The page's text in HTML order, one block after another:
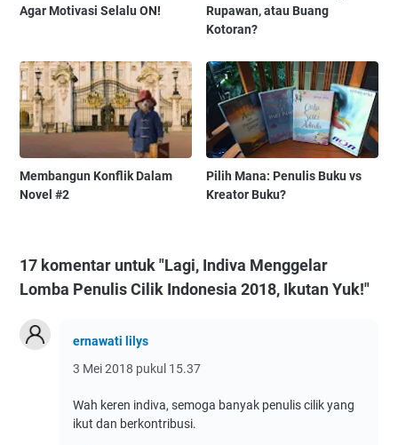
Agar Motivasi Selalu ON!
Rupawan, atau Buang
Kotoran?
Membangun Konflik Dalam
Novel #2
Pilih Mana: Penulis Buku vs
Kreator Buku?
17 komentar untuk "Lagi, Indiva Menggelar
Lomba Penulis Cilik Indonesia 2018, Ikutan Yuk!"
ernawati lilys
3 Mei 2018 pukul 15.37
Wah keren indiva, semoga banyak penulis cilik yang
ikut dan berkontribusi.